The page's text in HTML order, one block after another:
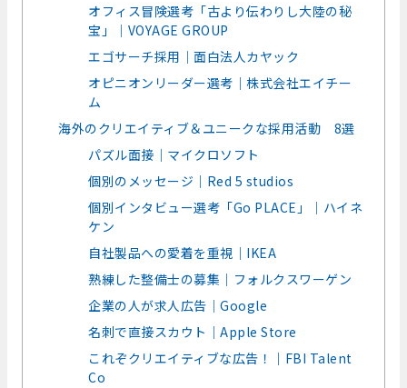
オフィス冒険選考「古より伝わりし大陸の秘
宝」｜VOYAGE GROUP
エゴサーチ採用｜面白法人カヤック
オピニオンリーダー選考｜株式会社エイチー
ム
海外のクリエイティブ＆ユニークな採用活動 8選
パズル面接｜マイクロソフト
個別のメッセージ｜Red 5 studios
個別インタビュー選考「Go PLACE」｜ハイネ
ケン
自社製品への愛着を重視｜IKEA
熟練した整備士の募集｜フォルクスワーゲン
企業の人が求人広告｜Google
名刺で直接スカウト｜Apple Store
これぞクリエイティブな広告！｜FBI Talent
Co